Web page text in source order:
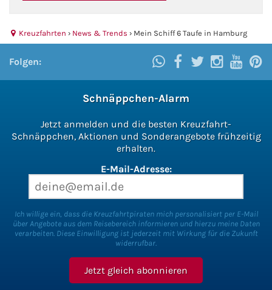
Kreuzfahrten › News & Trends › Mein Schiff 6 Taufe in Hamburg
Folgen:
Schnäppchen-Alarm
Jetzt anmelden und die besten Kreuzfahrt-
Schnäppchen, Aktionen und Sonderangebote frühzeitig
erhalten.
E-Mail-Adresse:
Ich willige ein, dass die Kreuzfahrtpiraten mich personalisiert per E-Mail
über Angebote aus dem Reisebereich informieren und hierzu meine Daten
verarbeiten. Diese Einwilligung ist jederzeit mit Wirkung für die Zukunft
widerrufbar.